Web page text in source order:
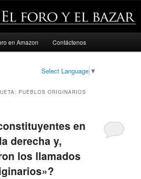
en Amazon Contáctenos
Select Language ▼
PUEBLOS ORIGINARIOS
en
derecha y,
los llamados